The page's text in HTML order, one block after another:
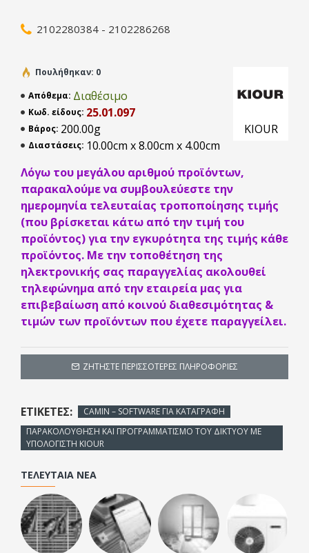
εναλλάκτη και για την αποθήκη πάγου
• Λειτουργία χειροκίνητης απόψυξης
• Ρελέ συμπιεστή NO επαφή 250VAC 30A 2ΗΡ
• Ρελέ απόψυξης και αντλίας NO επαφή 250VAC 10A
θαλάμου
• ON/OFF κουμπί συσκευής
• Μοντάρεται σε πρόσοψη πίνακα οπής 29x71mm
• Συνδεσμολογία με κλέμες
• Τροφοδοσία 230VAC ± 10% 50/60Hz 3W
• Βαθμός στεγανότητας ΙΡ65 στην πρόσοψη
2102280384 - 2102286268
Απόθεμα: Διαθέσιμο
Κωδ. είδους: 25.01.097
Βάρος: 200.00g
Διαστάσεις: 10.00cm x 8.00cm x 4.00cm
KIOUR
Πουλήθηκαν: 0
ΖΗΤΉΣΤΕ ΠΕΡΙΣΣΌΤΕΡΕΣ ΠΛΗΡΟΦΟΡΊΕΣ
Λόγω του μεγάλου αριθμού προϊόντων,
παρακαλούμε να συμβουλεύεστε την
ημερομηνία τελευταίας τροποποίησης τιμής
(που βρίσκεται κάτω από την τιμή του
προϊόντος) για την εγκυρότητα της τιμής κάθε
προϊόντος. Με την τοποθέτηση της
ηλεκτρονικής σας παραγγελίας ακολουθεί
τηλεφώνημα από την εταιρεία μας για
επιβεβαίωση από κοινού διαθεσιμότητας &
τιμών των προϊόντων που έχετε παραγγείλει.
ΕΤΙΚΈΤΕΣ:
CAMIN – SOFTWARE ΓΙΑ ΚΑΤΑΓΡΑΦΗ
ΠΑΡΑΚΟΛΟΥΘΗΣΗ ΚΑΙ ΠΡΟΓΡΑΜΜΑΤΙΣΜΟ ΤΟΥ ΔΙΚΤΥΟΥ ΜΕ
ΥΠΟΛΟΓΙΣΤΗ KIOUR
ΤΕΛΕΥΤΑΊΑ ΝΈΑ